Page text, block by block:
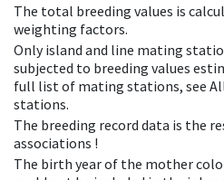
The total breeding values is
weighting factors.
Only island and line mating
subjected to breeding values
full list of mating stations, see
stations.
The breeding record data is the
associations !
The birth year of the mother